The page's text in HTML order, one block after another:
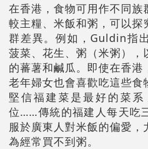
在香港，食物可用作不同族
較主糧、米飯和粥，可以探
群差異。例如，Guldin指
菠菜、花生、粥（米粥），
的蕃薯和鹹瓜。即使在香港
老年婦女也會喜歡吃這些食
堅信福建菜是最好的菜
位……傳統的福建人每天吃
服於廣東人對米飯的偏愛，
為經常買不到粥。